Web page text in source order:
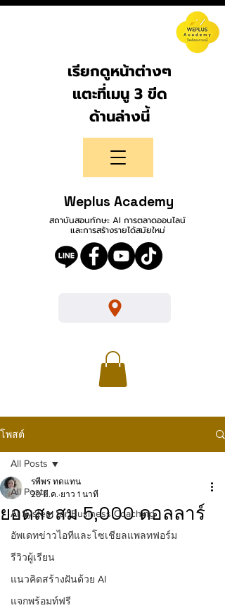
เรียกดูหน้าต่างๆ
แตะที่เมนู 3 ขีด
ด้านล่างนี้
Weplus Academy
สถาบันสอนทักษะ AI การตลาดออนไลน์
และการสร้างรายได้สมัยใหม่
โพสต์
All Posts
AI System for Business Coaching
อัพเดทข่าวไอทีและโซเชียลแพลทฟอร์ม
รีวิวผู้เรียน
แนวคิดสร้างฝันด้วย AI
แจกพร้อมท์ฟรี
All Posts
ยอดสะสม 5,000 ดอลลาร์
รพีพร ทดแทน
20 มี.ค. ยาว 1 นาที